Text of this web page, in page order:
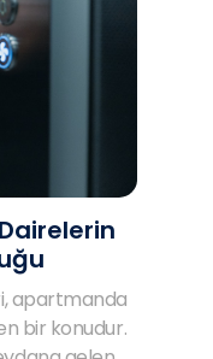
apartmanda